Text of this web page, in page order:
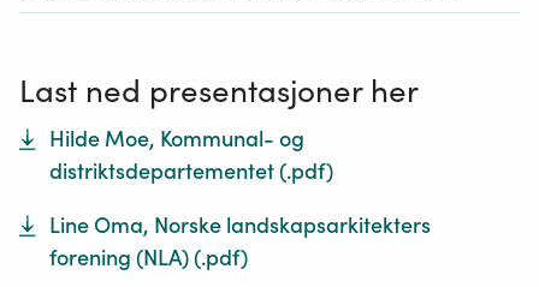
Last ned presentasjoner her
Hilde Moe, Kommunal- og
distriktsdepartementet (.pdf)
Line Oma, Norske landskapsarkitekters
forening (NLA) (.pdf)